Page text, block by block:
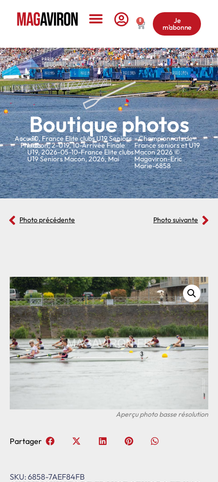
0 Je
m'abonne
Boutique photos
Accueil
»
Photos
»10,France Elite clubs U19 Seniors
Macon,2-U19,10-Arrivée Finale
U19,2026-05-10-France Elite clubs
U19 Seniors Macon,2026,Mai
» Championnats de
France seniors et U19
Macon 2026 ©
Magaviron-Eric
Marie-6858
Photo précédente Photo suivante
SKU: 6858-7AEF84FB
Partager